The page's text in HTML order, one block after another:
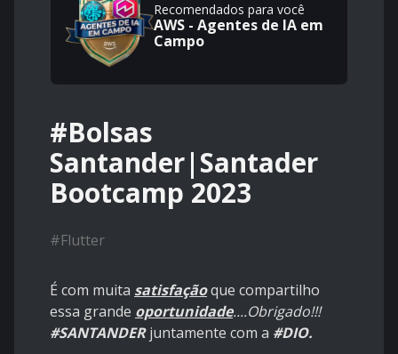
Recomendados para você
AWS - Agentes de IA em
Campo
#Bolsas
Santander|Santader
Bootcamp 2023
#Flutter
É com muita satisfaçãoque compartilho
essa grande oportunidade....Obrigado!!!
#SANTANDER juntamente com a #DIO.